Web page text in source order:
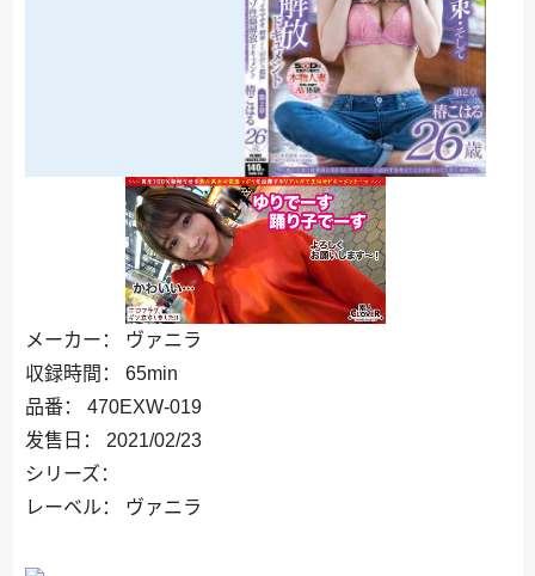
メーカー： ヴァニラ
収録時間： 65min
品番： 470EXW-019
发售日： 2021/02/23
シリーズ：
レーベル： ヴァニラ